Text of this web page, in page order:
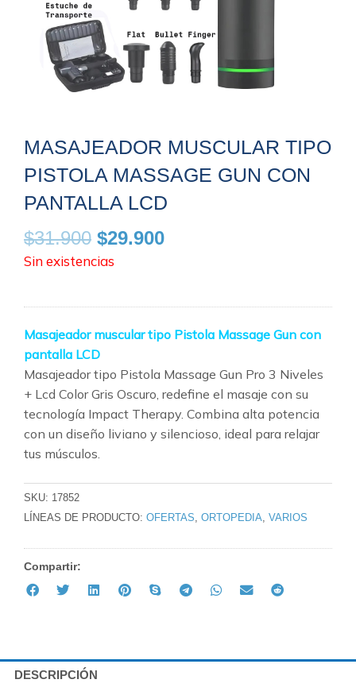
MASAJEADOR MUSCULAR TIPO
PISTOLA MASSAGE GUN CON
PANTALLA LCD
$31.900 El
precio
$29.900El
Sin existencias
Masajeador muscular tipo Pistola Massage Gun con
pantalla LCD
Masajeador tipo Pistola Massage Gun Pro 3 Niveles
+ Lcd Color Gris Oscuro, redefine el masaje con su
tecnología Impact Therapy. Combina alta potencia
con un diseño liviano y silencioso, ideal para relajar
tus músculos.
SKU: 17852
LÍNEAS DE PRODUCTO: OFERTAS, ORTOPEDIA, VARIOS
Compartir:
DESCRIPCIÓN